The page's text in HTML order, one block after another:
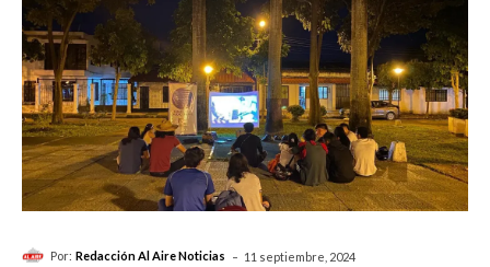
Por: Redacción Al Aire Noticias - 11 septiembre, 2024